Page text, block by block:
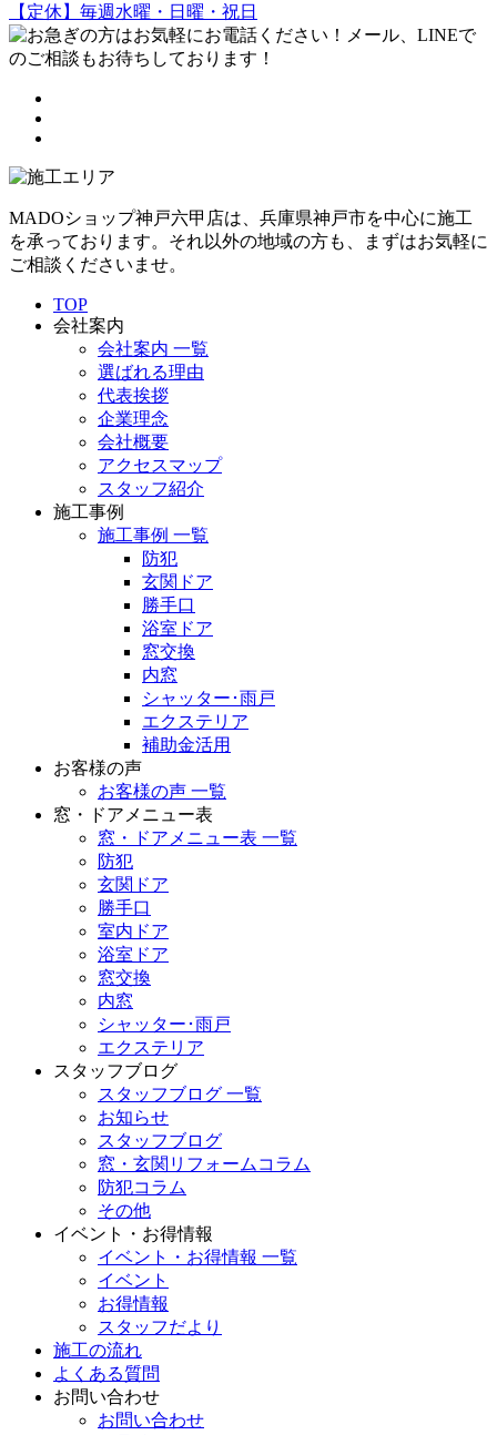
【定休】毎週水曜・日曜・祝日
MADOショップ神戸六甲店は、兵庫県神戸市を中心に施工
を承っております。それ以外の地域の方も、まずはお気軽に
ご相談くださいませ。
TOP
会社案内
会社案内 一覧
選ばれる理由
代表挨拶
企業理念
会社概要
アクセスマップ
スタッフ紹介
施工事例
施工事例 一覧
防犯
玄関ドア
勝手口
浴室ドア
窓交換
内窓
シャッター･雨戸
エクステリア
補助金活用
お客様の声
お客様の声 一覧
窓・ドアメニュー表
窓・ドアメニュー表 一覧
防犯
玄関ドア
勝手口
室内ドア
浴室ドア
窓交換
内窓
シャッター･雨戸
エクステリア
スタッフブログ
スタッフブログ 一覧
お知らせ
スタッフブログ
窓・玄関リフォームコラム
防犯コラム
その他
イベント・お得情報
イベント・お得情報 一覧
イベント
お得情報
スタッフだより
施工の流れ
よくある質問
お問い合わせ
お問い合わせ